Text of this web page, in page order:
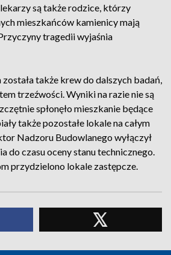
są także rodzice, którzy
mieszkańców kamienicy mają
tragedii wyjaśnia
także krew do dalszych badań,
trzeźwości. Wyniki na razie nie są
spłonęło mieszkanie będące
także pozostałe lokale na całym
Nadzoru Budowlanego wyłączył
do czasu oceny stanu technicznego.
przydzielono lokale zastępcze.